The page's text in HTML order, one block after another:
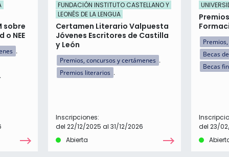
sobre
NEE
FUNDACIÓN INSTITUTO CASTELLANO Y
LEONÉS DE LA LENGUA
Certamen Literario Valpuesta
Jóvenes Escritores de Castilla
y León
Premios, concursos y certámenes
Premios literarios
Inscripciones:
del 22/12/2025 al 31/12/2026
Abierta
Becas
Becas
del 23/